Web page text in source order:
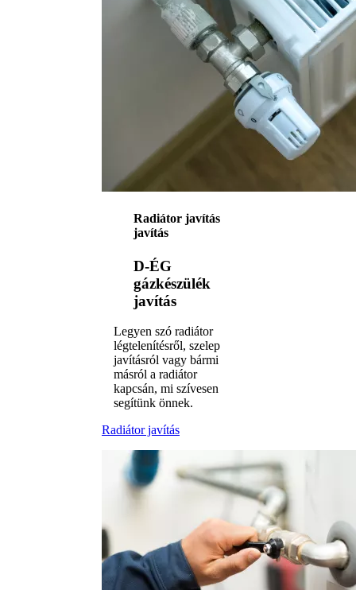
Radiátor javítás
javítás
D-ÉG
gázkészülék
javítás
Legyen szó radiátor
légtelenítésről, szelep
javításról vagy bármi
másról a radiátor
kapcsán, mi szívesen
segítünk önnek.
Radiátor javítás